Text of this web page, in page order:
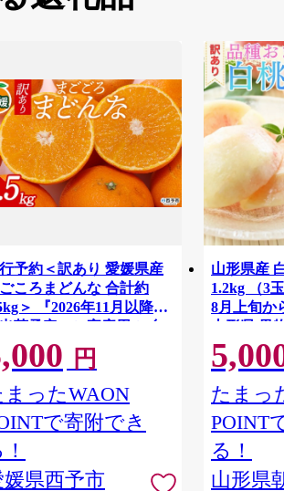
予約＜訳あり 愛媛県産
ころまどんな 合計約
＞ 『2026年11月以降順
荷予定』ご家庭用 ご自
紅まどんな マドンナ お
わけあり 果物 柑橘 フル
ツ 高級 国産 濃厚 果汁 産
送 ミヤモトオレンジガ
ン 愛媛県 西予市【常
円
まったWAON
で寄附でき
媛県西予市
山形県産
1.2kg （3
8月上旬か
山形県 果
もも 夏 送
たまっ
POINT
る！
山形県